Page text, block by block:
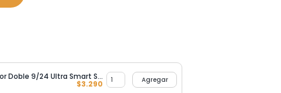
Interruptor Conmutador Doble 9/24 Ultra Smart Style White
$3.290 Agregar